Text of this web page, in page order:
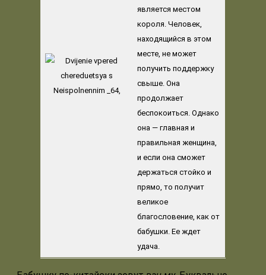
является местом
короля. Человек,
находящийся в этом
месте, не может
получить поддержку
свыше. Она
продолжает
беспокоиться. Однако
она — главная и
правильная женщина,
и если она сможет
держаться стойко и
прямо, то получит
великое
благословение, как от
бабушки. Ее ждет
удача.